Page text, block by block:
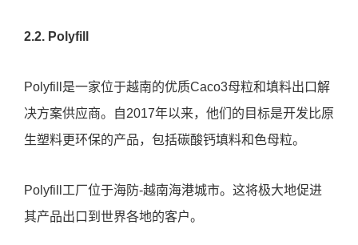
2.2. Polyfill
Polyfill是一家位于越南的优质Caco3母粒和填料出口解
决方案供应商。自2017年以来，他们的目标是开发比原
生塑料更环保的产品，包括碳酸钙填料和色母粒。
Polyfill工厂位于海防-越南海港城市。这将极大地促进
其产品出口到世界各地的客户。